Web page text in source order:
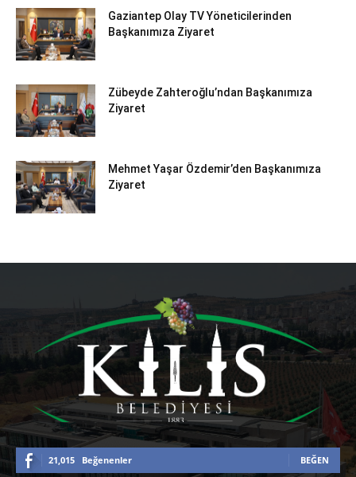
Gaziantep Olay TV Yöneticilerinden
Başkanımıza Ziyaret
Zübeyde Zahteroğlu’ndan Başkanımıza
Ziyaret
Mehmet Yaşar Özdemir’den Başkanımıza
Ziyaret
21,015 Beğenenler BEĞEN